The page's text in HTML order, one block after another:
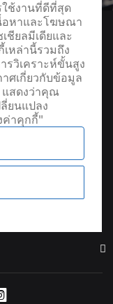
ช้งานที่ดีที่สุด
อหาและโฆษณา
ชียลมีเดียและ
หล่านี้รวมถึง
วิเคราะห์ขั้นสูง
ศเกี่ยวกับข้อมูล
แสดงว่าคุณ
ยนแปลง
ค่าคุกกี้"